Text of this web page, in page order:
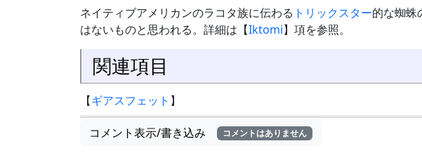
ネイティブアメリカンのラコタ族に伝わる トリックスター的な蜘蛛
はないものと思われる。詳細は【Iktomi】項を参照。
関連項目
【ギアスフェット 】
コメント表示/書き込み コメントはありません